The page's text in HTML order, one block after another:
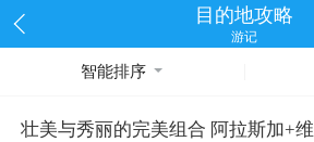
目的地攻略
游记
智能排序
壮美与秀丽的完美组合 阿拉斯加+维